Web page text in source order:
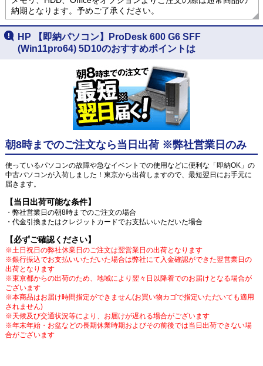
納期となります。予めご了承ください。
HP 【即納パソコン】ProDesk 600 G6 SFF
(Win11pro64) 5D10のおすすめポイントは
朝8時までのご注文なら当日出荷 ※弊社営業日のみ
使っているパソコンの故障や急なイベントでの使用などに便利な「即納OK」の
中古パソコンが入荷しました！東京から出荷しますので、最短翌日にお手元に
届きます。
【当日出荷可能な条件】
・弊社営業日の朝8時までのご注文の場合
・代金引換またはクレジットカードでお支払いいただいた場合
【必ずご確認ください】
※土日祝日の弊社休業日のご注文は翌営業日の出荷となります
※銀行振込でお支払いいただいた場合は弊社にて入金確認ができた翌営業日の
出荷となります
※東京都からの出荷のため、地域により翌々日以降着でのお届けとなる場合が
ございます
※本商品はお届け時間指定ができません(お買い物カゴで指定いただいても適用
されません)
※天候及び交通状況等により、お届けが遅れる場合がございます
※年末年始・お盆などの長期休業時期およびその前後では当日出荷できない場
合がございます